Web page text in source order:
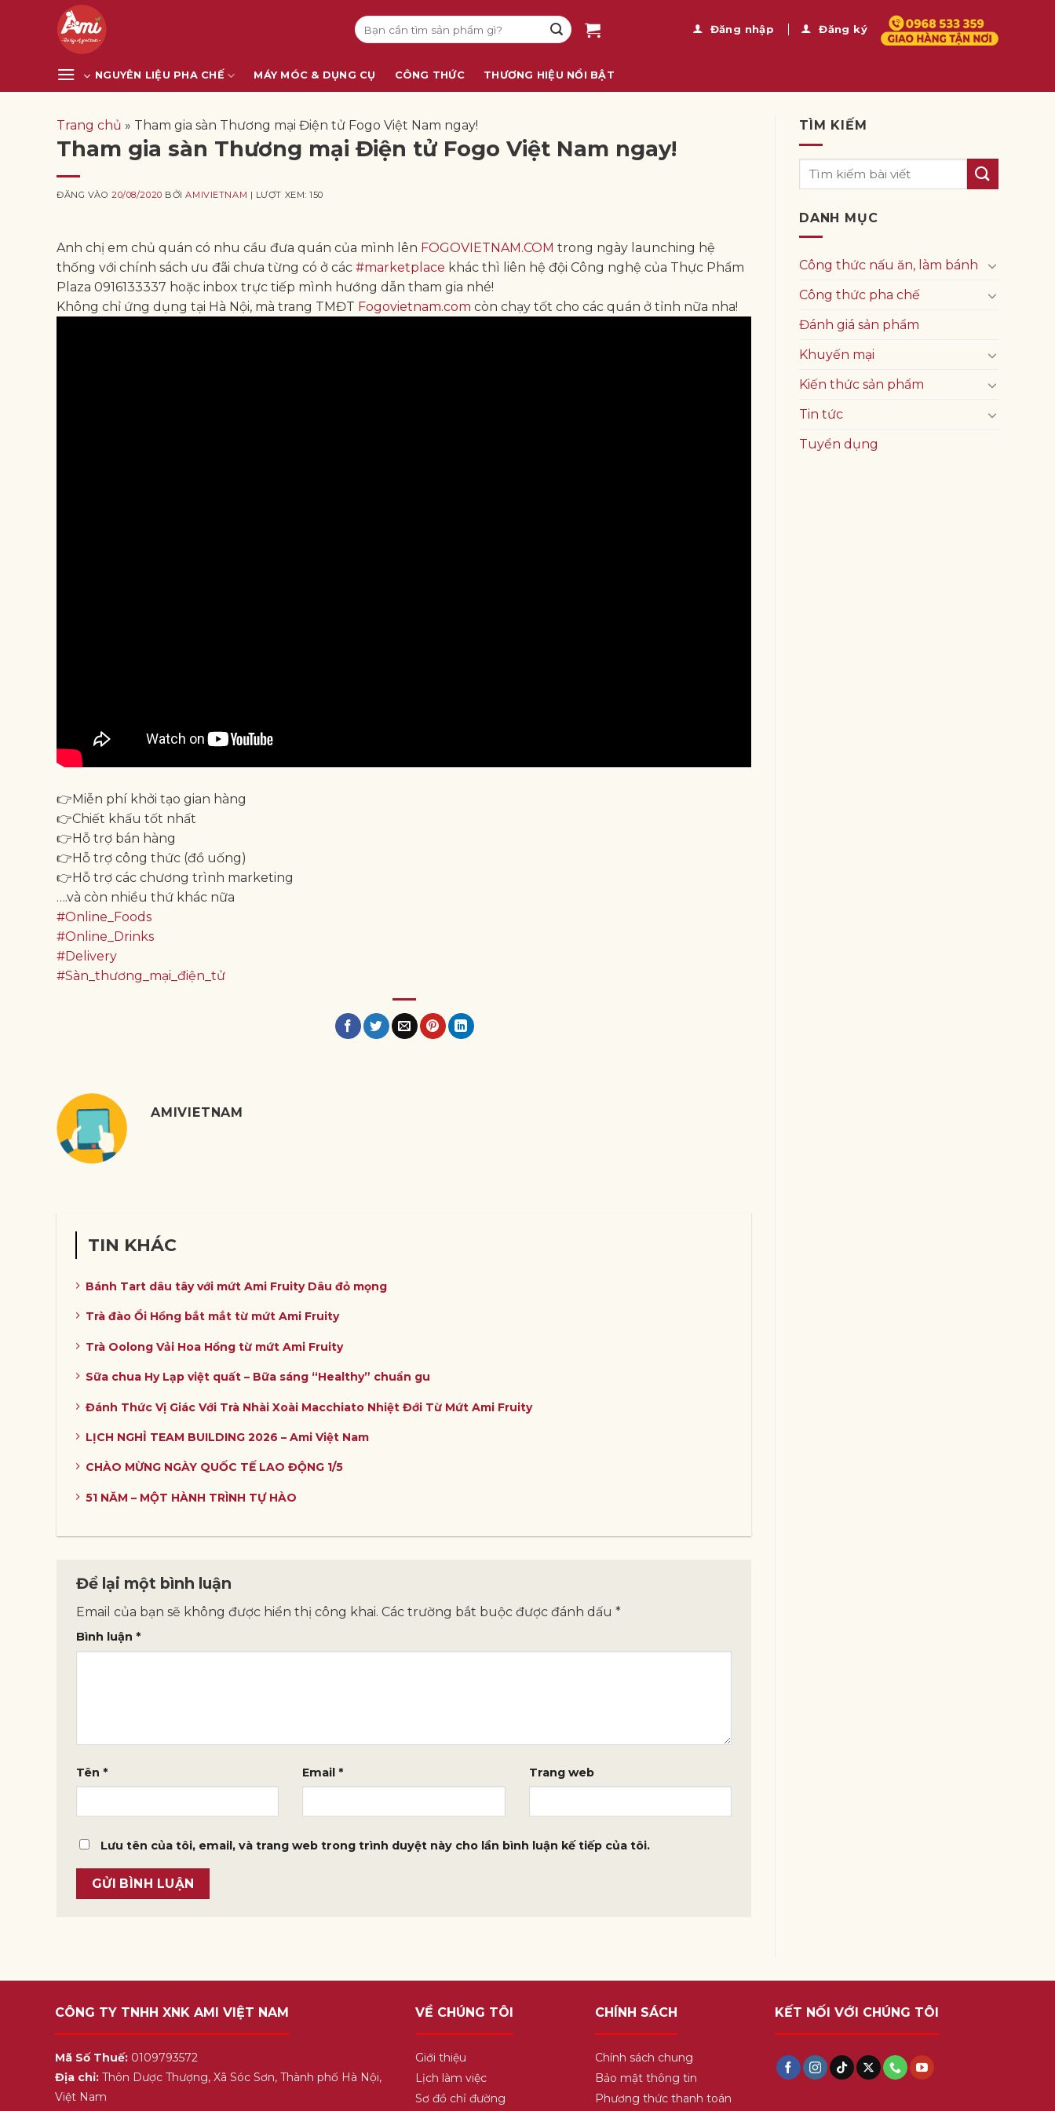
Tìm
kiếm:
Đăng nhập Đăng ký
NGUYÊN LIỆU PHA CHẾ MÁY MÓC & DỤNG CỤ CÔNG THỨC THƯƠNG HIỆU NỔI BẬT
Trang chủ » Tham gia sàn Thương mại Điện tử Fogo Việt Nam ngay!
Tham gia sàn Thương mại Điện tử Fogo Việt Nam ngay!
ĐĂNG VÀO20/08/2020 BỞIAMIVIETNAM | LƯỢT XEM: 150
Anh chị em chủ quán có nhu cầu đưa quán của mình lên FOGOVIETNAM.COM trong ngày launching hệ
thống với chính sách ưu đãi chưa từng có ở các #marketplace khác thì liên hệ đội Công nghệ của Thực Phẩm
Plaza 0916133337 hoặc inbox trực tiếp mình hướng dẫn tham gia nhé!
Không chỉ ứng dụng tại Hà Nội, mà trang TMĐT Fogovietnam.com còn chạy tốt cho các quán ở tỉnh nữa nha!
👉Miễn phí khởi tạo gian hàng
👉Chiết khấu tốt nhất
👉Hỗ trợ bán hàng
👉Hỗ trợ công thức (đồ uống)
👉Hỗ trợ các chương trình marketing
….và còn nhiều thứ khác nữa
#Online_Foods
#Online_Drinks
#Delivery
#Sàn_thương_mại_điện_tử
AMIVIETNAM
TIN KHÁC
Bánh Tart dâu tây với mứt Ami Fruity Dâu đỏ mọng
Trà đào Ổi Hồng bắt mắt từ mứt Ami Fruity
Trà Oolong Vải Hoa Hồng từ mứt Ami Fruity
Sữa chua Hy Lạp việt quất – Bữa sáng “Healthy” chuẩn gu
Đánh Thức Vị Giác Với Trà Nhài Xoài Macchiato Nhiệt Đới Từ Mứt Ami Fruity
LỊCH NGHỈ TEAM BUILDING 2026 – Ami Việt Nam
CHÀO MỪNG NGÀY QUỐC TẾ LAO ĐỘNG 1/5
51 NĂM – MỘT HÀNH TRÌNH TỰ HÀO
Để lại một bình luận
Email của bạn sẽ không được hiển thị công khai. Các trường bắt buộc được đánh dấu *
Bình luận *
Tên * Email* Trang web
Lưu tên của tôi, email, và trang web trong trình duyệt này cho lần bình luận kế tiếp của tôi.
TÌM KIẾM
DANH MỤC
Công thức nấu ăn, làm bánh
Công thức pha chế
Đánh giá sản phẩm
Khuyến mại
Kiến thức sản phẩm
Tin tức
Tuyển dụng
CÔNG TY TNHH XNK AMI VIỆT NAM
Mã Số Thuế: 0109793572
Địa chỉ: Thôn Dược Thượng, Xã Sóc Sơn, Thành phố Hà Nội,
Việt Nam
VỀ CHÚNG TÔI
Giới thiệu
Lịch làm việc
Sơ đồ chỉ đường
CHÍNH SÁCH
Chính sách chung
Bảo mật thông tin
Phương thức thanh toán
KẾT NỐI VỚI CHÚNG TÔI